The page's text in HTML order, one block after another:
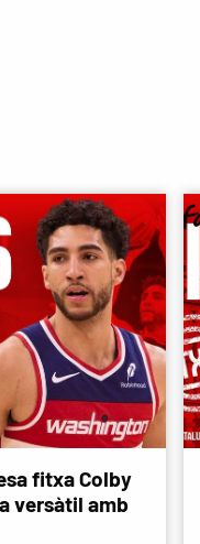
fitxa Colby
versàtil amb